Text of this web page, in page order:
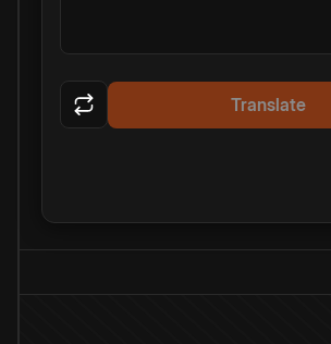
Translate